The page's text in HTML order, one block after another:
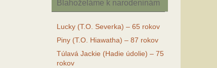
Blahoželáme k narodeninám
Lucky (T.O. Severka) – 65 rokov
Piny (T.O. Hiawatha) – 87 rokov
Túlavá Jackie (Hadie údolie) – 75
rokov